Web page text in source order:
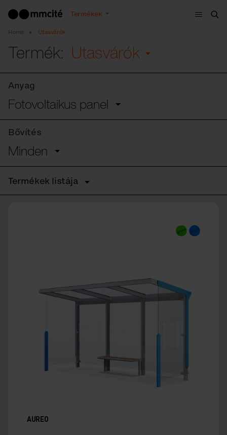
Termékek
Menü
Home Utasvárók
Termék: Utasvárók
Anyag
Fotovoltaikus panel
Bővítés
Minden
Termékek listája
AUREO